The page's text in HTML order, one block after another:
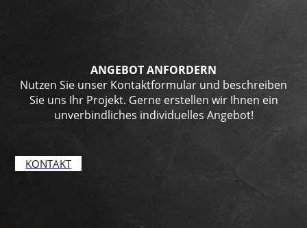
ANGEBOT ANFORDERN
Nutzen Sie unser Kontaktformular und beschreiben
Sie uns Ihr Projekt. Gerne erstellen wir Ihnen ein
unverbindliches individuelles Angebot!
KONTAKT